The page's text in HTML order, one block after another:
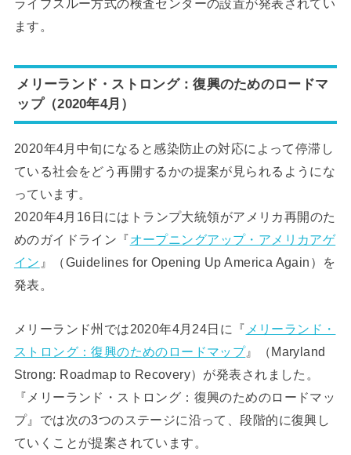
ライブスルー方式の検査センターの設置が発表されてい
ます。
メリーランド・ストロング：復興のためのロードマ
ップ（2020年4月）
2020年4月中旬になると感染防止の対応によって停滞し
ている社会をどう再開するかの提案が見られるようにな
っています。
2020年4月16日にはトランプ大統領がアメリカ再開のた
めのガイドライン『オープニングアップ・アメリカアゲ
イン 』（Guidelines for Opening Up America Again）を
発表。
メリーランド州では2020年4月24日に『 メリーランド・
ストロング：復興のためのロードマップ』（Maryland
Strong: Roadmap to Recovery）が発表されました。
『メリーランド・ストロング：復興のためのロードマッ
プ』では次の3つのステージに沿って、段階的に復興し
ていくことが提案されています。